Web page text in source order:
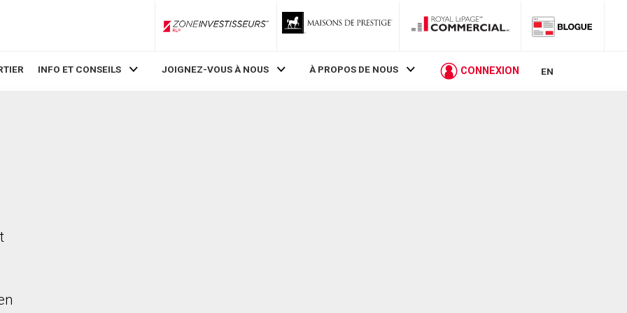
ZoneInvestisseurs RLP
INFO ET CONSEILS JOIGNEZ-VOUS À NOUS À PROPOS DE NOUS CONNEXION EN